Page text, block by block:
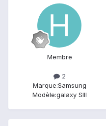
Membre
2
Marque:Samsung
Modèle:galaxy SIII